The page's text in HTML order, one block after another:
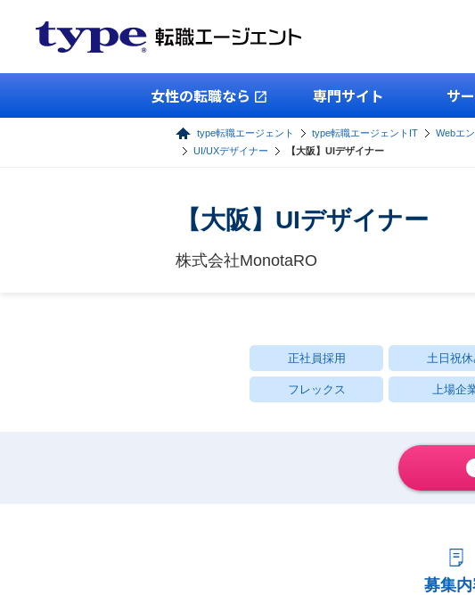
女性の転職なら 専門サイト サ
type転職エージェント type転職エージェントIT Webエ
UI/UXデザイナー
【大阪】UIデザイナー
【大阪】UIデザイナー
株式会社MonotaRO
正社員採用 土日祝休
フレックス 上場企
募集